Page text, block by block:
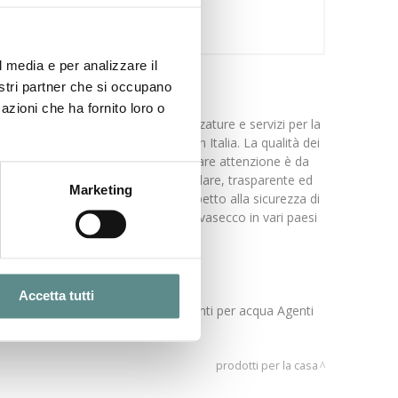
e per analizzare il
partner che si occupano
che ha fornito loro o
Marketing
Accetta tutti
di detergenti, solventi, attrezzature e servizi per la
e servizi delle lavasecco in Italia. La qualità dei
con Istituti Universitari. Particolare attenzione è da
dalle lavasecco è la più capillare, trasparente ed
loro impatto ambientale che rispetto alla sicurezza di
da parecchi operatori di lavasecco in vari paesi
per lavaggio a secco Detergenti per acqua Agenti
a secco.
prodotti per la casa